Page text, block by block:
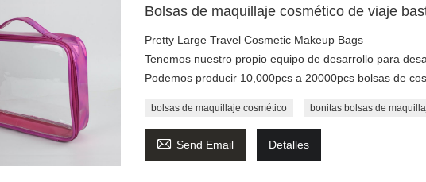
Bolsas de maquillaje cosmético de viaje
Pretty Large Travel Cosmetic Makeup Bags
Tenemos nuestro propio equipo de desarrollo para
Podemos producir 10,000pcs a 20000pcs bolsas de
bolsas de maquillaje cosmético bonitas bolsas de
 Send Email Detalles